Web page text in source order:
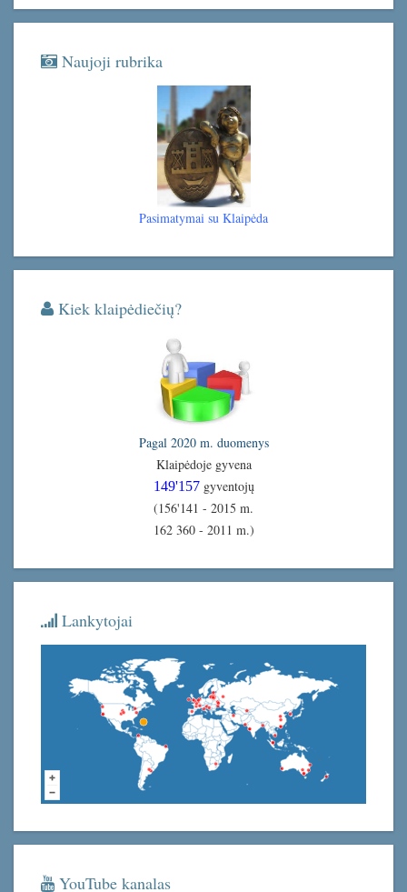
Naujoji rubrika
Pasimatymai su Klaipėda
Kiek klaipėdiečių?
Pagal 2020 m. duomenys
Klaipėdoje gyvena
149'157 gyventojų
(156'141 - 2015 m.
162 360 - 2011 m.)
Lankytojai
YouTube kanalas